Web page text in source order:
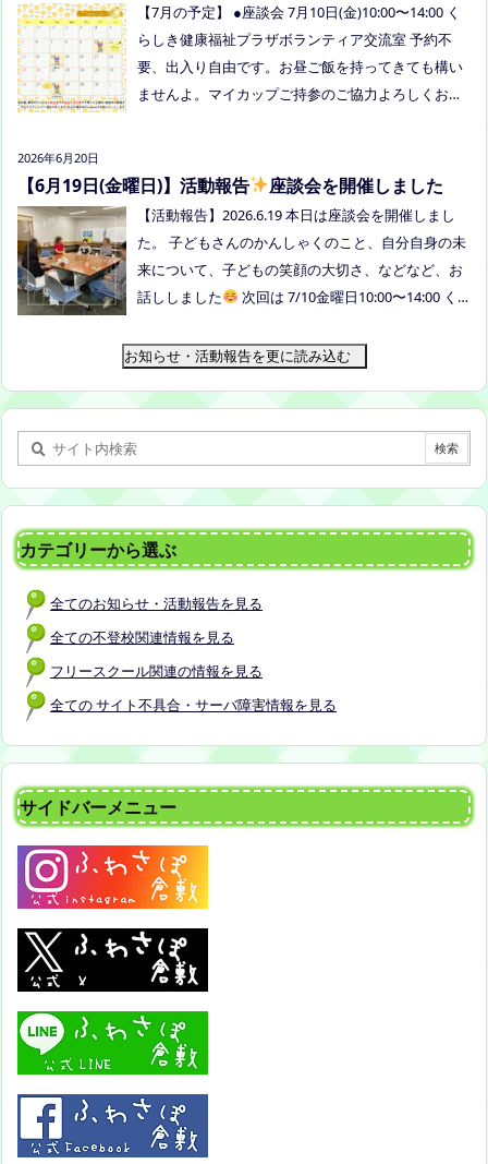
【7月の予定】 ●座談会 7月10日(金)10:00〜14:00 く
らしき健康福祉プラザボランティア交流室 予約不
要、出入り自由です。お昼ご飯を持ってきても構い
ませんよ。マイカップご持参のご協力よろしくお願
（加賀郡吉備中央町田土3109-3） 日時：令和８年7
7月28日（火）10:00~13:00頃 場所：玉島某所 参加
に達し次第締め切らせていただきます。 ※申し込み
をされた方は場所を個別にメールでお伝えします。
内容：いつもの座談会とは違う場所でこじんまりと
年7月24日（金）17:00まで お申し込みはこちら
h
2026年6月20日
【6月19日(金曜日)】活動報告 座談会を開催しました
【活動報告】2026.6.19 本日は座談会を開催しまし
た。 子どもさんのかんしゃくのこと、自分自身の未
来について、子どもの笑顔の大切さ、などなど、お
話ししました
次回は 7/10金曜日10:00〜14:00 く
お知らせ・活動報告を更に読み込む
カテゴリーから選ぶ
全てのお知らせ・活動報告を見る
全ての不登校関連情報を見る
フリースクール関連の情報を見る
全ての サイト不具合・サーバ障害情報を見る
サイドバーメニュー